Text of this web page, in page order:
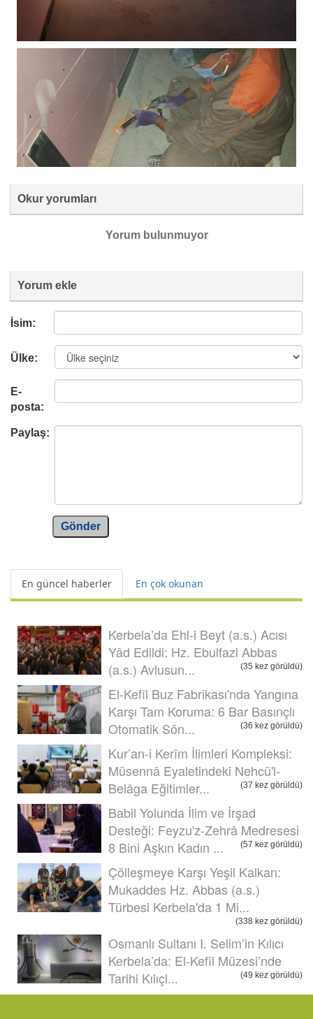
Okur yorumları
Yorum bulunmuyor
Yorum ekle
İsim:
Ülke:
E-
posta:
Paylaş:
Gönder
En güncel haberler En çok okunan
Kerbela’da Ehl-i Beyt (a.s.) Acısı
Yâd Edildi: Hz. Ebulfazl Abbas
(a.s.) Avlusun...
(35 kez görüldü)
El-Kefîl Buz Fabrikası'nda Yangına
Karşı Tam Koruma: 6 Bar Basınçlı
Otomatik Sön...
(36 kez görüldü)
Kur’an-i Kerîm İlimleri Kompleksi:
Müsennâ Eyaletindeki Nehcü'l-
Belâga Eğitimler...
(37 kez görüldü)
Babil Yolunda İlim ve İrşad
Desteği: Feyzu'z-Zehrâ Medresesi
8 Bini Aşkın Kadın ...
(57 kez görüldü)
Çölleşmeye Karşı Yeşil Kalkan:
Mukaddes Hz. Abbas (a.s.)
Türbesi Kerbela'da 1 Mi...
(338 kez görüldü)
Osmanlı Sultanı I. Selim’in Kılıcı
Kerbela’da: El-Kefîl Müzesi’nde
Tarihi Kılıçl...
(49 kez görüldü)